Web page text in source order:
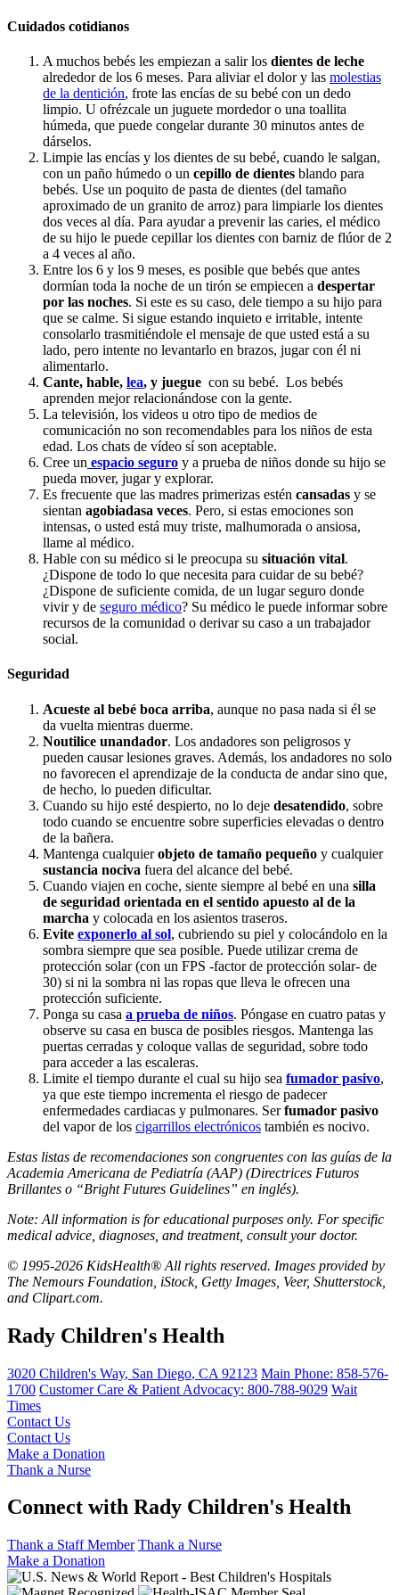
Cuidados cotidianos
A muchos bebés les empiezan a salir los dientes de leche
alrededor de los 6 meses. Para aliviar el dolor y las molestias
de la dentición, frote las encías de su bebé con un dedo
limpio. U ofrézcale un juguete mordedor o una toallita
húmeda, que puede congelar durante 30 minutos antes de
dárselos.
Limpie las encías y los dientes de su bebé, cuando le salgan,
con un paño húmedo o un cepillo de dientes blando para
bebés. Use un poquito de pasta de dientes (del tamaño
aproximado de un granito de arroz) para limpiarle los dientes
dos veces al día. Para ayudar a prevenir las caries, el médico
de su hijo le puede cepillar los dientes con barniz de flúor de 2
a 4 veces al año.
Entre los 6 y los 9 meses, es posible que bebés que antes
dormían toda la noche de un tirón se empiecen a despertar
por las noches. Si este es su caso, dele tiempo a su hijo para
que se calme. Si sigue estando inquieto e irritable, intente
consolarlo trasmitiéndole el mensaje de que usted está a su
lado, pero intente no levantarlo en brazos, jugar con él ni
alimentarlo.
Cante, hable, lea, y juegue con su bebé. Los bebés
aprenden mejor relacionándose con la gente.
La televisión, los videos u otro tipo de medios de
comunicación no son recomendables para los niños de esta
edad. Los chats de vídeo sí son aceptable.
Cree un espacio seguro y a prueba de niños donde su hijo se
pueda mover, jugar y explorar.
Es frecuente que las madres primerizas estén cansadas y se
sientan agobiadasa veces. Pero, si estas emociones son
intensas, o usted está muy triste, malhumorada o ansiosa,
llame al médico.
Hable con su médico si le preocupa su situación vital.
¿Dispone de todo lo que necesita para cuidar de su bebé?
¿Dispone de suficiente comida, de un lugar seguro donde
vivir y de seguro médico? Su médico le puede informar sobre
recursos de la comunidad o derivar su caso a un trabajador
social.
Seguridad
Acueste al bebé boca arriba, aunque no pasa nada si él se
da vuelta mientras duerme.
Noutilice unandador. Los andadores son peligrosos y
pueden causar lesiones graves. Además, los andadores no solo
no favorecen el aprendizaje de la conducta de andar sino que,
de hecho, lo pueden dificultar.
Cuando su hijo esté despierto, no lo deje desatendido, sobre
todo cuando se encuentre sobre superficies elevadas o dentro
de la bañera.
Mantenga cualquierobjeto de tamaño pequeño y cualquier
sustancia nociva fuera del alcance del bebé.
Cuando viajen en coche, siente siempre al bebé en una silla
de seguridad orientada en el sentido apuesto al de la
marcha y colocada en los asientos traseros.
Evite exponerlo al sol, cubriendo su piel y colocándolo en la
sombra siempre que sea posible. Puede utilizar crema de
protección solar (con un FPS -factor de protección solar- de
30) si ni la sombra ni las ropas que lleva le ofrecen una
protección suficiente.
Ponga su casa a prueba de niños. Póngase en cuatro patas y
observe su casa en busca de posibles riesgos. Mantenga las
puertas cerradas y coloque vallas de seguridad, sobre todo
para acceder a las escaleras.
Limite el tiempo durante el cual su hijo sea fumador pasivo,
ya que este tiempo incrementa el riesgo de padecer
enfermedades cardiacas y pulmonares. Serfumador pasivo
del vapor de los cigarrillos electrónicos también es nocivo.
Estas listas de recomendaciones son congruentes con las guías de la
Academia Americana de Pediatría (AAP) (Directrices Futuros
Brillantes o “Bright Futures Guidelines” en inglés).
Note: All information is for educational purposes only. For specific
medical advice, diagnoses, and treatment, consult your doctor.
© 1995-2026 KidsHealth® All rights reserved. Images provided by
The Nemours Foundation, iStock, Getty Images, Veer, Shutterstock,
and Clipart.com.
Rady Children's Health
3020 Children's Way, San Diego, CA 92123 Main Phone: 858-576-
1700 Customer Care & Patient Advocacy: 800-788-9029 Wait
Times
Contact Us
Contact Us
Make a Donation
Thank a Nurse
Connect with Rady Children's Health
Thank a Staff Member Thank a Nurse
Make a Donation